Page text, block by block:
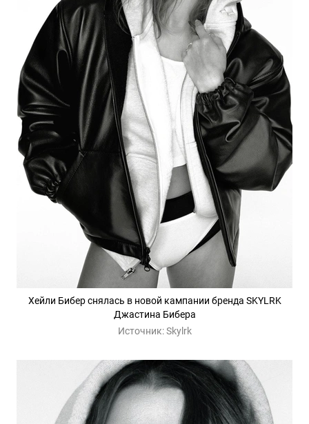
Хейли Бибер снялась в новой кампании бренда SKYLRK
Джастина Бибера
Источник:Skylrk